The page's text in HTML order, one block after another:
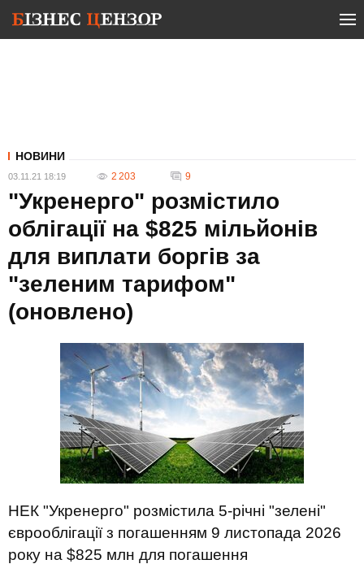
НОВИНИ
03.11.21 18:19 2 203 9
"Укренерго" розмістило
облігації на $825 мільйонів
для виплати боргів за
"зеленим тарифом"
(оновлено)
НЕК "Укренерго" розмістила 5-річні "зелені"
єврооблігації з погашенням 9 листопада 2026
року на $825 млн для погашення